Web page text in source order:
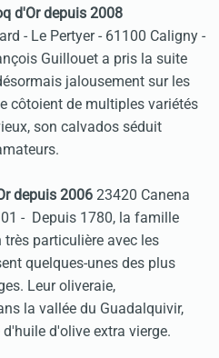
d'Or depuis 2008
- Le Pertyer - 61100 Caligny -
Guillouet a pris la suite
jalousement sur les
côtoient de multiples variétés
son calvados séduit
depuis 2006 23420 Canena
- Depuis 1780, la famille
particulière avec les
quelques-unes des plus
Leur oliveraie,
la vallée du Guadalquivir,
d'olive extra vierge.